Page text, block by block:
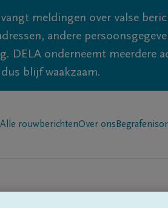
meldingen over valse
andere
DELA onderneemt meerdere
blijf waakzaam.
Alle rouwberichtenOver ons